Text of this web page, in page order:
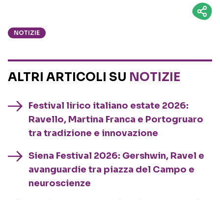
NOTIZIE
ALTRI ARTICOLI SU NOTIZIE
Festival lirico italiano estate 2026:
Ravello, Martina Franca e Portogruaro
tra tradizione e innovazione
Siena Festival 2026: Gershwin, Ravel e
avanguardie tra piazza del Campo e
neuroscienze